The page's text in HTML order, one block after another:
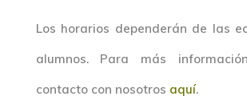
Los horarios dependerán de las
alumnos. Para más
contacto con nosotros aquí.